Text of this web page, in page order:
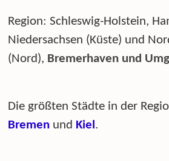
Region: Schleswig-Holstein,
Niedersachsen (Küste) und
(Nord), Bremerhaven und
Die größten Städte in der
Bremen und Kiel .